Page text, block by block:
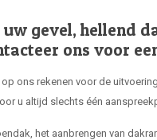
gevel, hellend
ons voor
ons rekenen voor de
u altijd slechts één
het aanbrengen van